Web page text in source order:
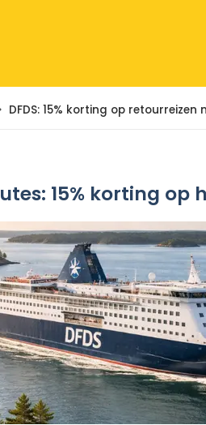
DFDS: 15% korting op
15% korting